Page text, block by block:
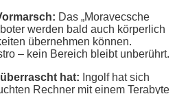
Das „Moravecsche
werden bald auch körperlich
übernehmen können.
– kein Bereich bleibt unberührt.
hat: Ingolf hat sich
Rechner mit einem Terabyte